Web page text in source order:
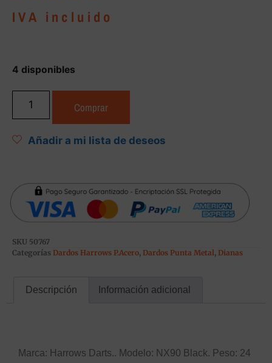
IVA incluido
4 disponibles
Comprar
Añadir a mi lista de deseos
SKU 50767
Categorías Dardos Harrows P.Acero, Dardos Punta Metal, Dianas
Descripción Información adicional
Marca: Harrows Darts.. Modelo: NX90 Black. Peso: 24